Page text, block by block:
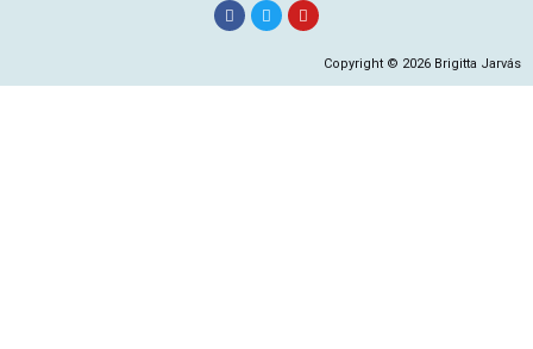
Copyright © 2026 Brigitta Jarvás